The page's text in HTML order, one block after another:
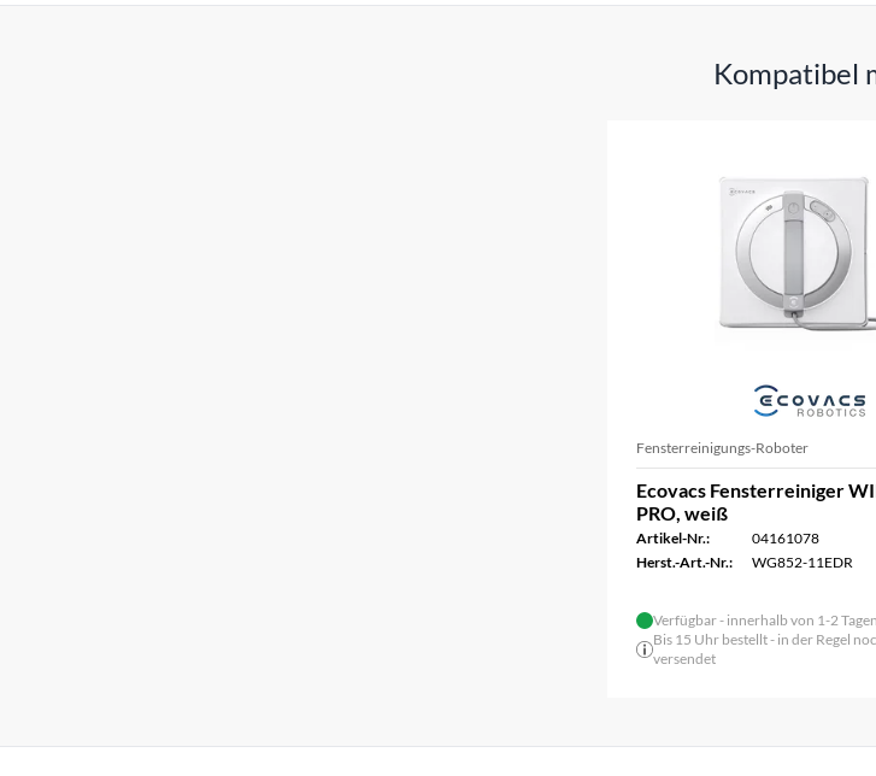
Kompatibel
Fensterreinigungs-Roboter
Ecovacs Fensterreiniger
PRO, weiß
Artikel-Nr.:
04161078
Herst.-Art.-Nr.:
WG852-11EDR
Verfügbar - innerhalb von 1-2
Bis 15 Uhr bestellt - in der Regel
versendet